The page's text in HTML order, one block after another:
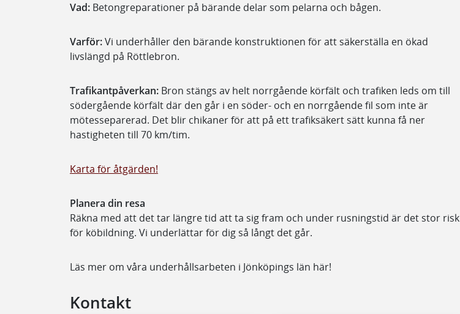
Vad: Betongreparationer på bärande delar som pelarna och bågen.
Varför:Vi underhåller den bärande konstruktionen för att säkerställa en ökad
livslängd på Röttlebron.
Trafikantpåverkan: Bron stängs av helt norrgående körfält och trafiken leds om till
södergående körfält där den går i en söder- och en norrgående fil som inte är
mötesseparerad. Det blir chikaner för att på ett trafiksäkert sätt kunna få ner
hastigheten till 70 km/tim.
Karta för åtgärden!
Planera din resa
Räkna med att det tar längre tid att ta sig fram och under rusningstid är det stor risk
för köbildning. Vi underlättar för dig så långt det går.
Läs mer om våra underhållsarbeten i Jönköpings län här!
Kontakt